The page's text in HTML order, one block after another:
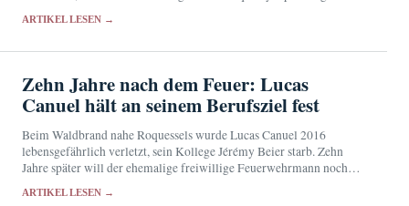
ARTIKEL LESEN →
Zehn Jahre nach dem Feuer: Lucas
Canuel hält an seinem Berufsziel fest
Beim Waldbrand nahe Roquessels wurde Lucas Canuel 2016
lebensgefährlich verletzt, sein Kollege Jérémy Beier starb. Zehn
Jahre später will der ehemalige freiwillige Feuerwehrmann noch
ARTIKEL LESEN →